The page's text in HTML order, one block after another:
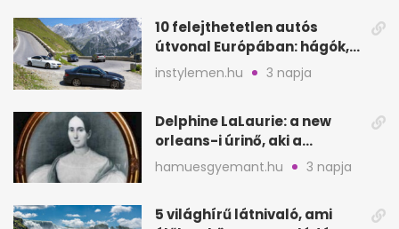
10 felejthetetlen autós
útvonal Európában: hágók,
partok, fjordok
instylemen.hu 3 napja
Delphine LaLaurie: a new
orleans-i úrinő, aki a
padláson kínzott
hamuesgyemant.hu 3 napja
5 világhírű látnivaló, ami